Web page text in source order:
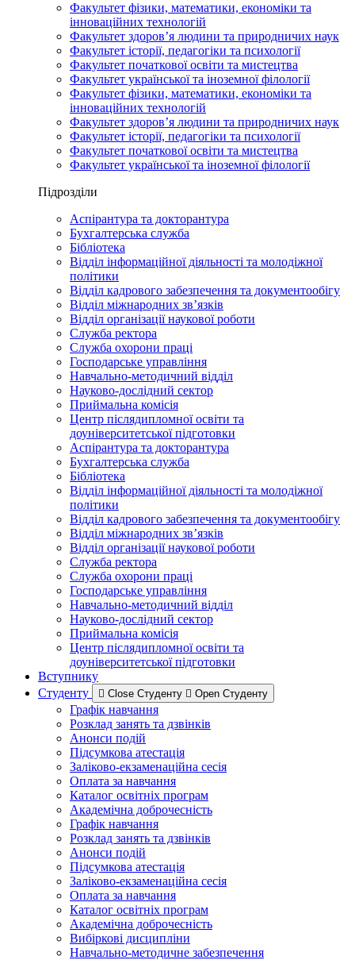
Факультет фізики, математики, економіки та
інноваційних технологій
Факультет здоров’я людини та природничих наук
Факультет історії, педагогіки та психології
Факультет початкової освіти та мистецтва
Факультет української та іноземної філології
Факультет фізики, математики, економіки та
інноваційних технологій
Факультет здоров’я людини та природничих наук
Факультет історії, педагогіки та психології
Факультет початкової освіти та мистецтва
Факультет української та іноземної філології
Підрозділи
Аспірантура та докторантура
Бухгалтерська служба
Бібліотека
Відділ інформаційної діяльності та молодіжної
політики
Відділ кадрового забезпечення та документообігу
Відділ міжнародних зв’язків
Відділ організації наукової роботи
Служба ректора
Служба охорони праці
Господарське управління
Навчально-методичний відділ
Науково-дослідний сектор
Приймальна комісія
Центр післядипломної освіти та
доуніверситетської підготовки
Аспірантура та докторантура
Бухгалтерська служба
Бібліотека
Відділ інформаційної діяльності та молодіжної
політики
Відділ кадрового забезпечення та документообігу
Відділ міжнародних зв’язків
Відділ організації наукової роботи
Служба ректора
Служба охорони праці
Господарське управління
Навчально-методичний відділ
Науково-дослідний сектор
Приймальна комісія
Центр післядипломної освіти та
доуніверситетської підготовки
Вступнику
Студенту
Close Студенту Open Студенту
Графік навчання
Розклад занять та дзвінків
Анонси подій
Підсумкова атестація
Заліково-екзаменаційна сесія
Оплата за навчання
Каталог освітніх програм
Академічна доброчесність
Графік навчання
Розклад занять та дзвінків
Анонси подій
Підсумкова атестація
Заліково-екзаменаційна сесія
Оплата за навчання
Каталог освітніх програм
Академічна доброчесність
Вибіркові дисципліни
Навчально-методичне забезпечення